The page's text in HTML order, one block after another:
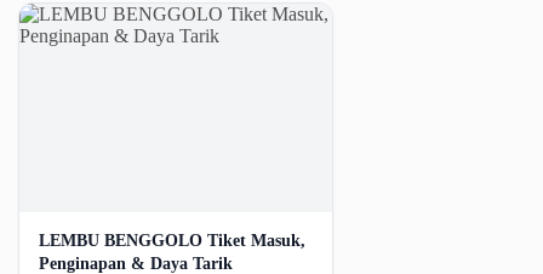
LEMBU BENGGOLO Tiket Masuk,
Penginapan & Daya Tarik